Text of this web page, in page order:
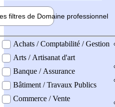
filtres de Domaine professionnel
professionel
Achats / Comptabilité / Gestion
Arts / Artisanat d'art
Banque / Assurance
Bâtiment / Travaux Publics
Commerce / Vente